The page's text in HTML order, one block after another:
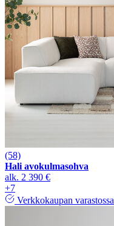
(58)
Hali avokulmasohva
alk. 2 390 €
+7
Verkkokaupan varastossa